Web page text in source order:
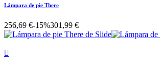
Lámpara de pie There
256,69 €-15%301,99 €
